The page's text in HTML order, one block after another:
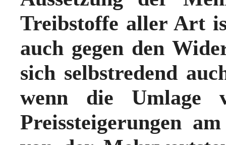
Treibstoffe aller Art
auch gegen den
sich selbstredend
wenn die Umlage
Preissteigerungen